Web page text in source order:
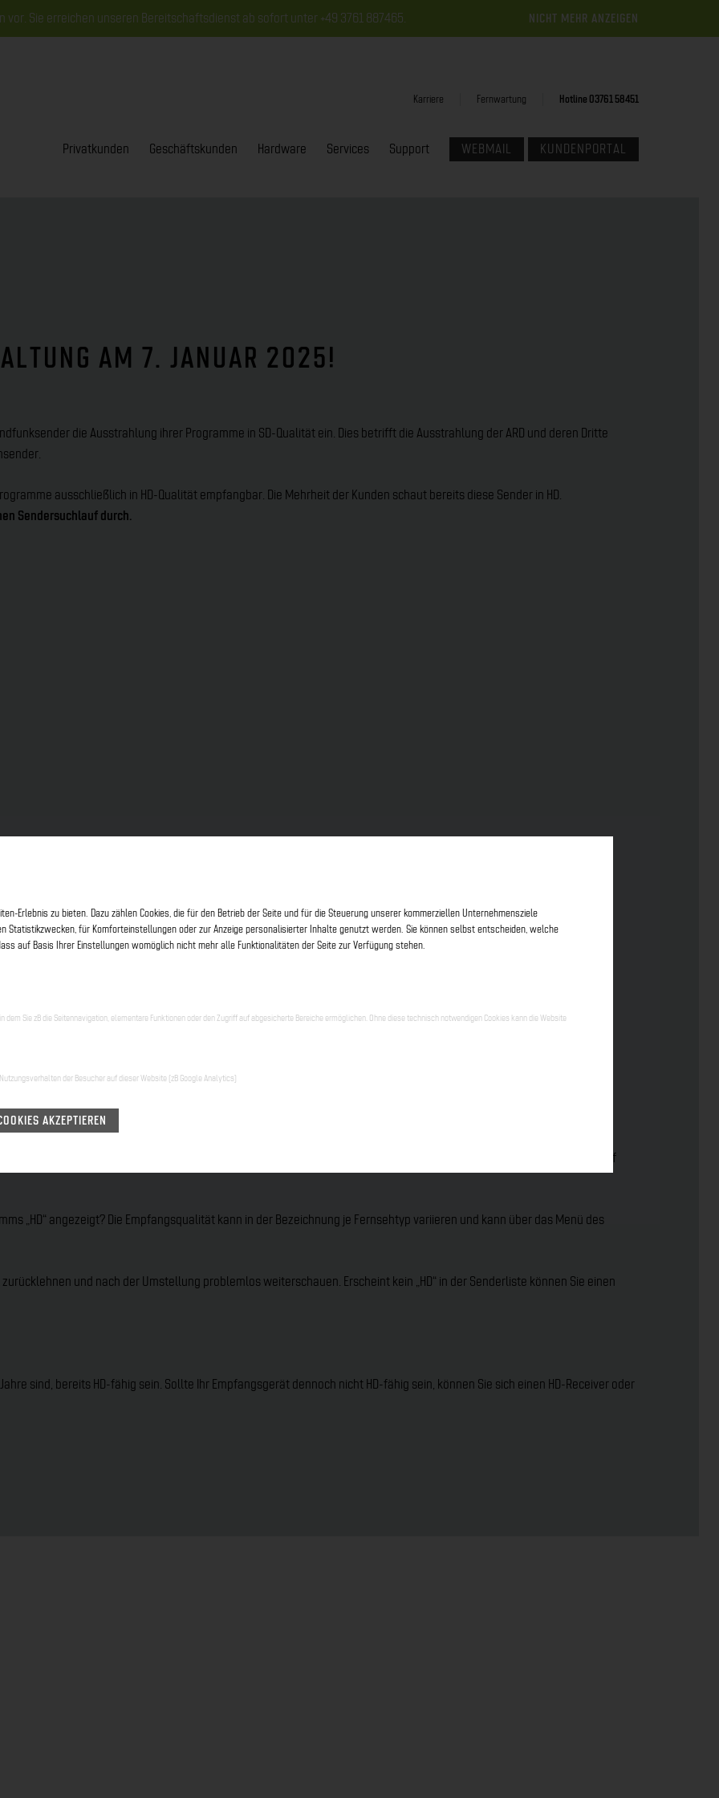
Karriere Fernwartung Hotline 03761 58451
Privatkunden Geschäftskunden Hardware Services Support WEBMAIL KUNDENPORTAL
AM 7. JANUAR 2025!
die Ausstrahlung ihrer Programme in SD-Qualität ein. Dies betrifft die Ausstrahlung der ARD und deren Dritte
ausschließlich in HD-Qualität empfangbar. Die Mehrheit der Kunden schaut bereits diese Sender in HD.
Sendersuchlauf durch.
gewohnt fernzusehen. Wie können Sie das tun?
tagesschau 24) ist ihr Empfangsgerät HD-fähig, denn diese Sender werden bereits in HD ausgestrahlt.
(EPG) Ihres Fernsehers ein „HD“ bei den aufgelisteten Sendern? Betätigen Sie dazu die jeweilige Taste auf
„HD“ angezeigt? Die Empfangsqualität kann in der Bezeichnung je Fernsehtyp variieren und kann über das Menü des
und nach der Umstellung problemlos weiterschauen. Erscheint kein „HD“ in der Senderliste können Sie einen
sind, bereits HD-fähig sein. Sollte Ihr Empfangsgerät dennoch nicht HD-fähig sein, können Sie sich einen HD-Receiver oder
vor. Sie erreichen unseren Bereitschaftsdienst ab sofort unter +49 3761 887465. NICHT MEHR ANZEIGEN
Erlebnis zu bieten. Dazu zählen Cookies, die für den Betrieb der Seite und für die Steuerung unserer kommerziellen Unternehmensziele
Statistikzwecken, für Komforteinstellungen oder zur Anzeige personalisierter Inhalte genutzt werden. Sie können selbst entscheiden, welche
auf Basis Ihrer Einstellungen womöglich nicht mehr alle Funktionalitäten der Seite zur Verfügung stehen.
dem Sie zB die Seitennavigation, elementare Funktionen oder den Zugriff auf abgesicherte Bereiche ermöglichen. Ohne diese technisch notwendigen Cookies kann die Website
der Besucher auf dieser Website (zB Google Analytics)
AKZEPTIEREN